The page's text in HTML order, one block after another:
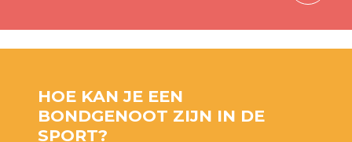
HOE KAN JE EEN
BONDGENOOT ZIJN IN DE
SPORT?